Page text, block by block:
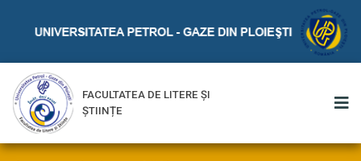
FACULTATEA DE LITERE ȘI
ȘTIINȚE